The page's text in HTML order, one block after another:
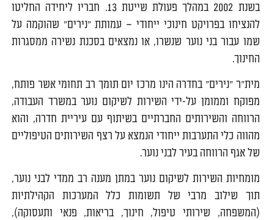
בשנת 2002 במהלך פעולת שייטת 13. חבריו ליחידה החליטו
להנציחו בפרויקט חינוכי ייחודי – עמותת "נירים" שהוקמה על
שמו עבור בני נוער שנשרו, או נמצאים בסכנת נשירה ממסגרות
החינוך.
מית"ר "נירים" בחדרה הינו מרכז יום תומך רב תחומי אשר פותח,
מפוקח וממומן על-ידי השירות לשיקום נוער במשרד העבודה,
הרווחה והשירותים החברתיים בשיתוף עם עיריית חדרה, והוא
מהווה כלי התערבות ייחודי הנמצא על רצף השירותים הטיפוליים
של אגף הרווחה בעיר לבני נוער.
מומחיות השירות לשיקום נוער במתן מענה רב ממדי לבני נוער,
תוך שילוב מרבי של תשומות כלל המערכות הקהילתיות
(המשפחה, שירותי טיפול, חינוך, בריאות, פנאי ותעסוקה),